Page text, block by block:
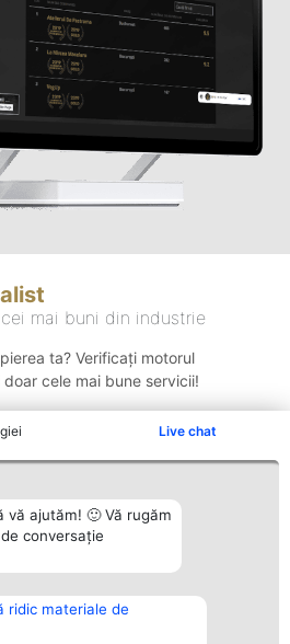
Live chat
vă ajutăm! 🙂 Vă rugăm
conversație
ridic materiale de
mai buni din industrie
ta? Verificați motorul
cele mai bune servicii!
Plebiscyt Contact